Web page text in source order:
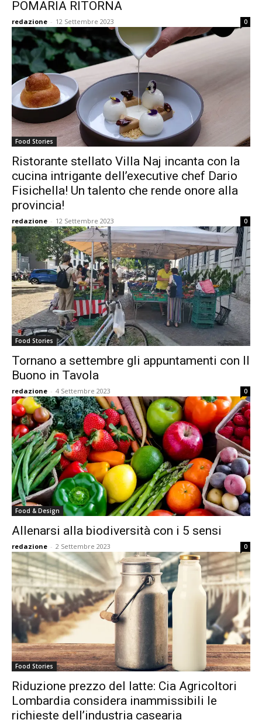
POMARIA RITORNA
redazione - 12 Settembre 2023 0
Food Stories
Ristorante stellato Villa Naj incanta con la
cucina intrigante dell’executive chef Dario
Fisichella! Un talento che rende onore alla
provincia!
redazione - 12 Settembre 2023 0
Food Stories
Tornano a settembre gli appuntamenti con Il
Buono in Tavola
redazione - 4 Settembre 2023 0
Food & Design
Allenarsi alla biodiversità con i 5 sensi
redazione - 2 Settembre 2023 0
Food Stories
Riduzione prezzo del latte: Cia Agricoltori
Lombardia considera inammissibili le
richieste dell’industria casearia